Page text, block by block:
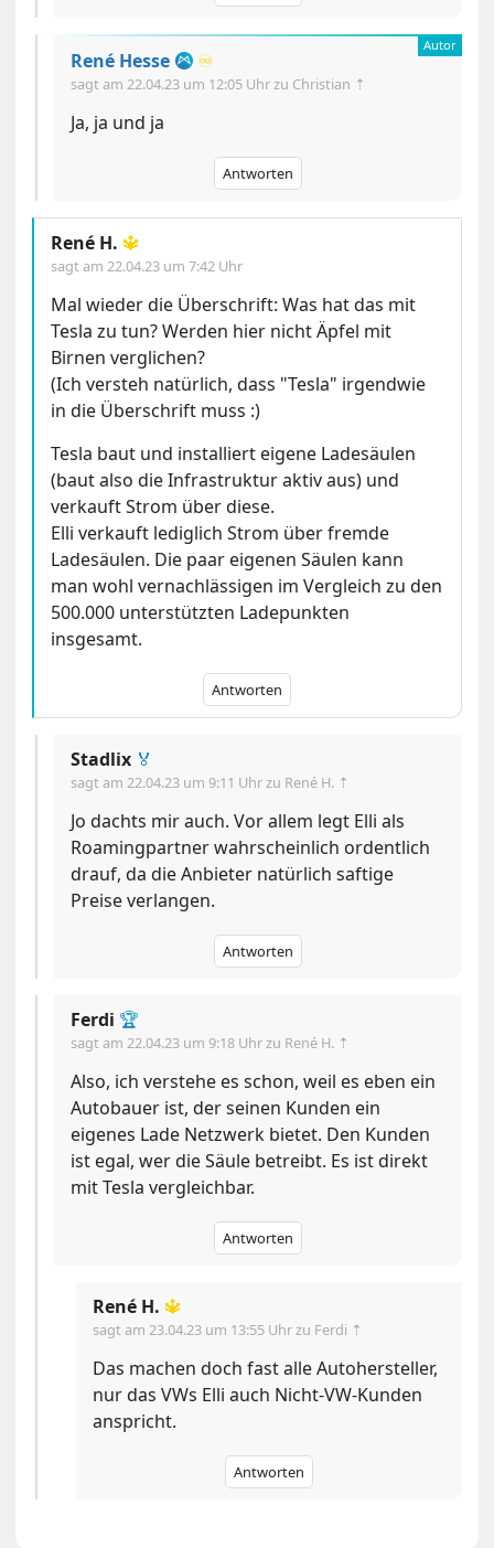
René Hesse ♾️
sagt am22.04.23 um 12:05 Uhrzu Christian ⇡
Ja, ja und ja
Antworten
René H. 🔱
sagt am22.04.23 um 7:42 Uhr
Mal wieder die Überschrift: Was hat das mit
Tesla zu tun? Werden hier nicht Äpfel mit
Birnen verglichen?
(Ich versteh natürlich, dass "Tesla" irgendwie
in die Überschrift muss :)
Tesla baut und installiert eigene Ladesäulen
(baut also die Infrastruktur aktiv aus) und
verkauft Strom über diese.
Elli verkauft lediglich Strom über fremde
Ladesäulen. Die paar eigenen Säulen kann
man wohl vernachlässigen im Vergleich zu den
500.000 unterstützten Ladepunkten
insgesamt.
Antworten
Stadlix 🏅
sagt am22.04.23 um 9:11 Uhrzu René H. ⇡
Jo dachts mir auch. Vor allem legt Elli als
Roamingpartner wahrscheinlich ordentlich
drauf, da die Anbieter natürlich saftige
Preise verlangen.
Antworten
Ferdi 🏆
sagt am22.04.23 um 9:18 Uhrzu René H. ⇡
Also, ich verstehe es schon, weil es eben ein
Autobauer ist, der seinen Kunden ein
eigenes Lade Netzwerk bietet. Den Kunden
ist egal, wer die Säule betreibt. Es ist direkt
mit Tesla vergleichbar.
Antworten
René H. 🔱
sagt am23.04.23 um 13:55 Uhrzu Ferdi ⇡
Das machen doch fast alle Autohersteller,
nur das VWs Elli auch Nicht-VW-Kunden
anspricht.
Antworten